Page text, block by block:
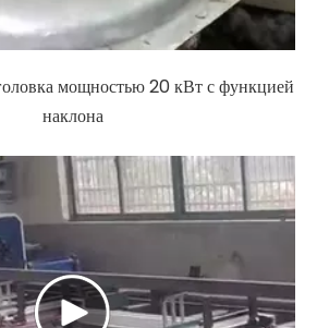
мощностью 20 кВт с функцией
наклона